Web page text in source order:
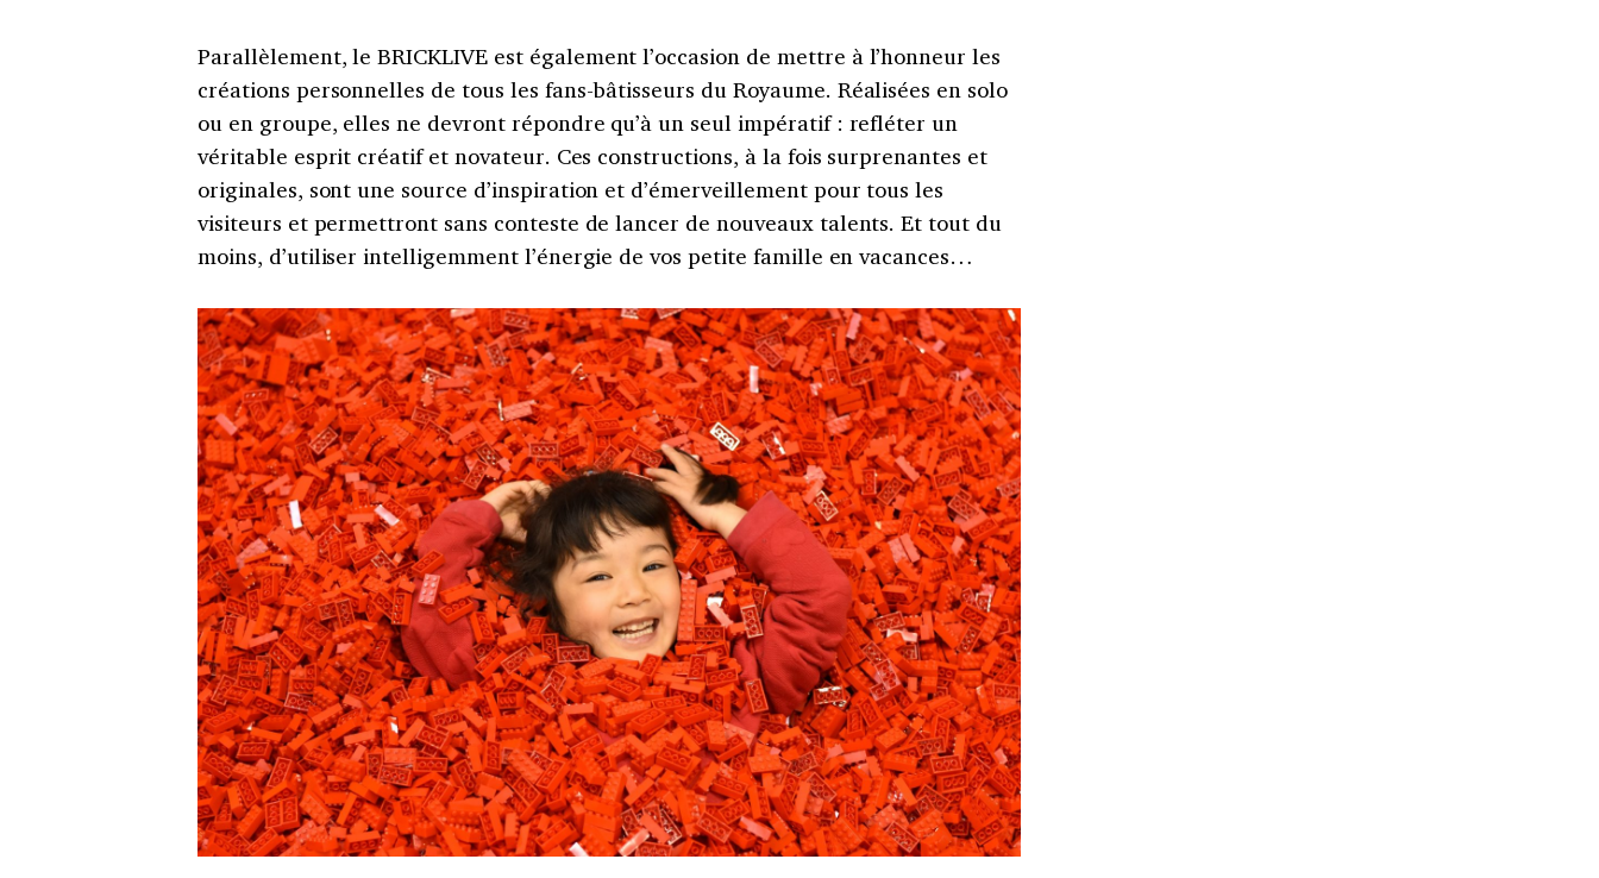
Parallèlement, le BRICKLIVE est également l’occasion de mettre à l’honneur les
créations personnelles de tous les fans-bâtisseurs du Royaume. Réalisées en solo
ou en groupe, elles ne devront répondre qu’à un seul impératif : refléter un
véritable esprit créatif et novateur. Ces constructions, à la fois surprenantes et
originales, sont une source d’inspiration et d’émerveillement pour tous les
visiteurs et permettront sans conteste de lancer de nouveaux talents. Et tout du
moins, d’utiliser intelligemment l’énergie de vos petite famille en vacances…